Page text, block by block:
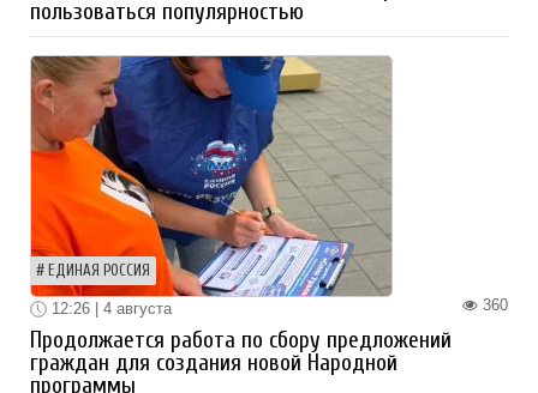
пользоваться популярностью
ЕДИНАЯ РОССИЯ
360
12:26 | 4 августа
Продолжается работа по сбору предложений
граждан для создания новой Народной
программы